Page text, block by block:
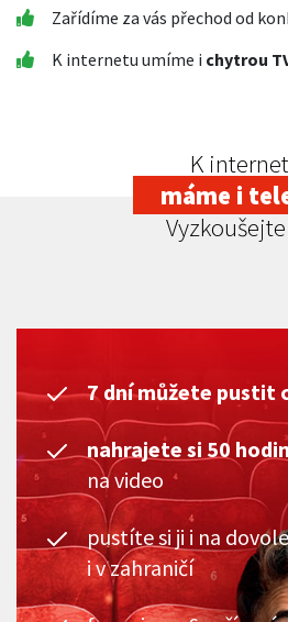
Zařídíme za vás přechod od
K internetu umíme i chytrou
K
máme i
7 dní můžete pustit
nahrajete si 50 hodin
na video
pustíte si ji i na
i v zahraničí